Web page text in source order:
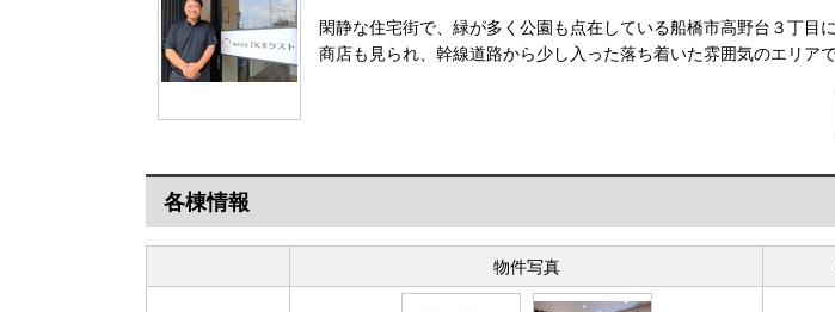
閑静な住宅街で、緑が多く公園も点在している船橋市高野台３丁
商店も見られ、幹線道路から少し入った落ち着いた雰囲気のエリア
各棟情報
物件写真